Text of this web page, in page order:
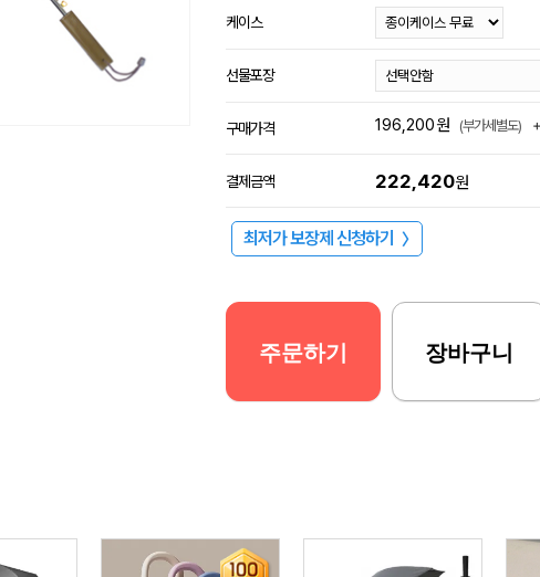
케이스
선물포장
구매가격 196,200원 (부가세별도)
결제금액 222,420원
최저가 보장제 신청하기 〉
주문하기 장바구니